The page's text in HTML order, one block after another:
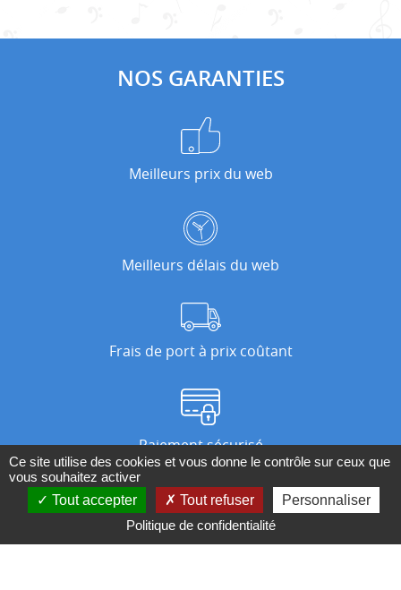
NOS GARANTIES
Meilleurs prix du web
Meilleurs délais du web
Frais de port à prix coûtant
Paiement sécurisé
Nos magasins
Ce site utilise des cookies et vous donne le contrôle sur ceux que
vous souhaitez activer
Tout accepter
Tout refuser
Personnaliser
Politique de confidentialité